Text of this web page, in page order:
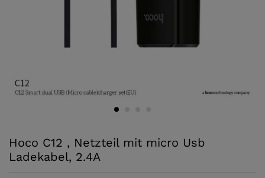
Hoco C12 , Netzteil mit micro Usb
Ladekabel, 2.4A